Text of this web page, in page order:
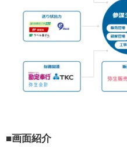
■画面紹介